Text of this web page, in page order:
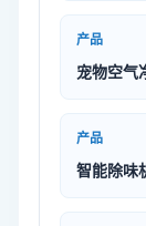
产品
宠物空气
产品
智能除味